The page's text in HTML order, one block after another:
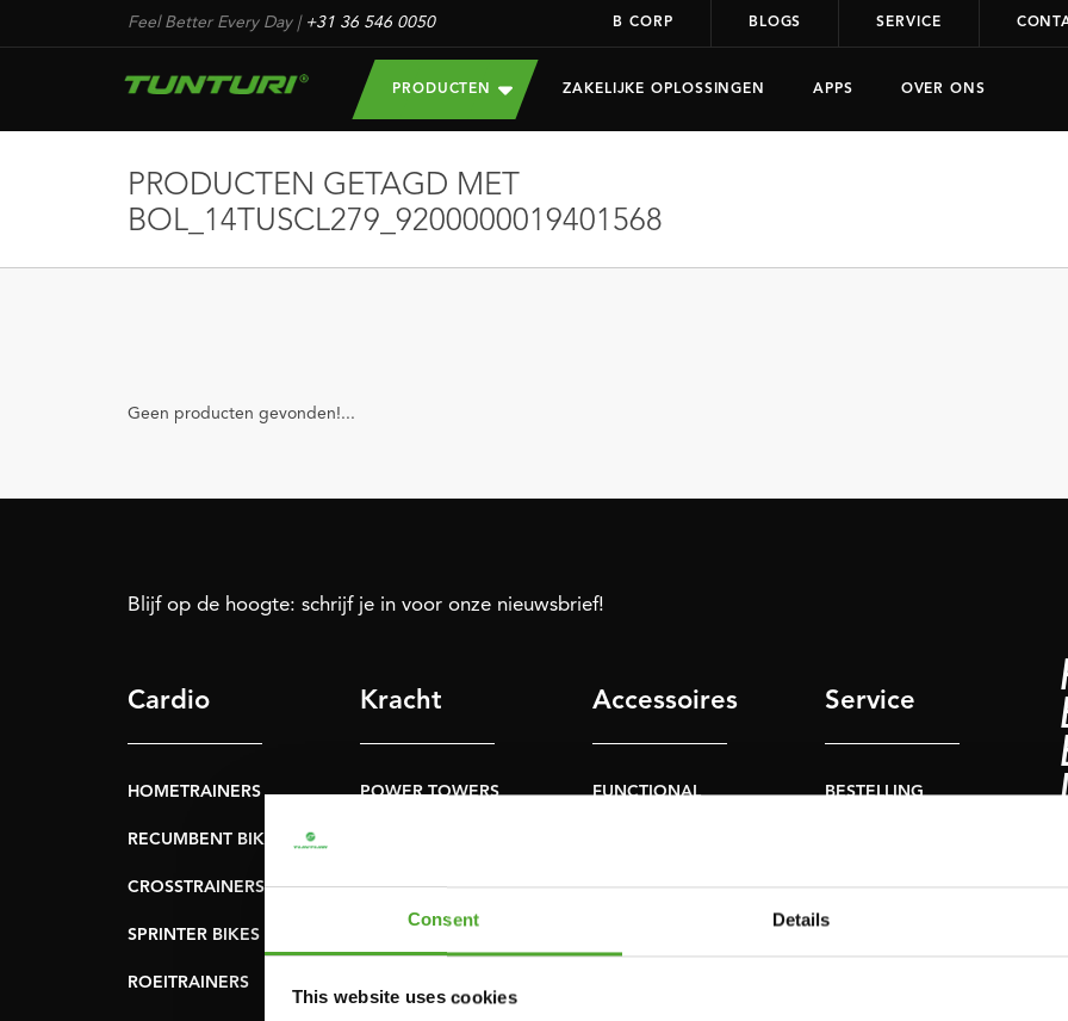
Consent Details
This website uses cookies
Feel Better Every Day| +31 36 546 0050 B CORP BLOGS SERVICE
PRODUCTEN ZAKELIJKE OPLOSSINGEN APPS OVER ONS
PRODUCTEN GETAGD MET
BOL_14TUSCL279_9200000019401568
Geen producten gevonden!...
Blijf op de hoogte: schrijf je in voor onze nieuwsbrief!
Cardio
HOMETRAINERS
RECUMBENT BIKES
CROSSTRAINERS
SPRINTER BIKES
ROEITRAINERS
Kracht
POWER TOWERS
LEVERAGE GYMS
Accessoires
FUNCTIONAL
WEERSTANDSTRAINING
Service
BESTELLING
HUIDIGE